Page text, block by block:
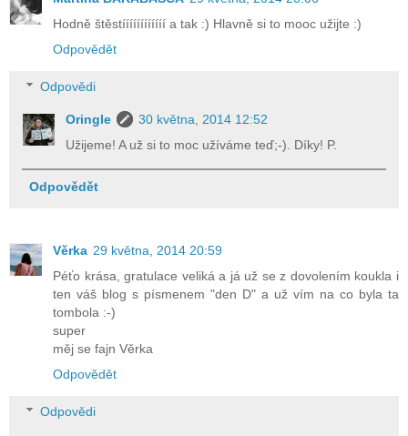
Hodně štěstíííííííííííí a tak :) Hlavně si to mooc užijte :)
Odpovědět
Odpovědi
Oringle
30 května, 2014 12:52
Užijeme! A už si to moc užíváme teď;-). Díky! P.
Odpovědět
Věrka 29 května, 2014 20:59
Péťo krása, gratulace veliká a já už se z dovolením koukla i
ten váš blog s písmenem "den D" a už vím na co byla ta
tombola :-)
super
měj se fajn Věrka
Odpovědět
Odpovědi